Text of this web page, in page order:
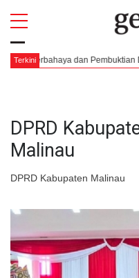
Terkini dan Pembuktian De
DPRD
Malinau
DPRD Kabupaten Malinau
All